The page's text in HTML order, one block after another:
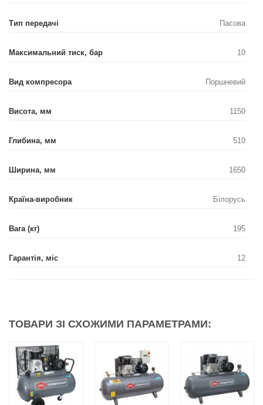
Тип передачі Пасова
Максимальний тиск, бар 10
Вид компресора Поршневий
Висота, мм 1150
Глибина, мм 510
Ширина, мм 1650
Країна-виробник Білорусь
Вага (кг) 195
Гарантія, міс 12
ТОВАРИ ЗІ СХОЖИМИ ПАРАМЕТРАМИ: